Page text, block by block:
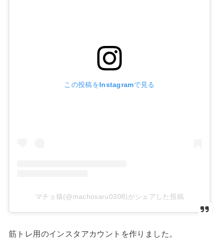
この投稿をInstagramで見る
マチョ猿(@machosaru0308)がシェアした投稿
筋トレ用のインスタアカウントを作りました。